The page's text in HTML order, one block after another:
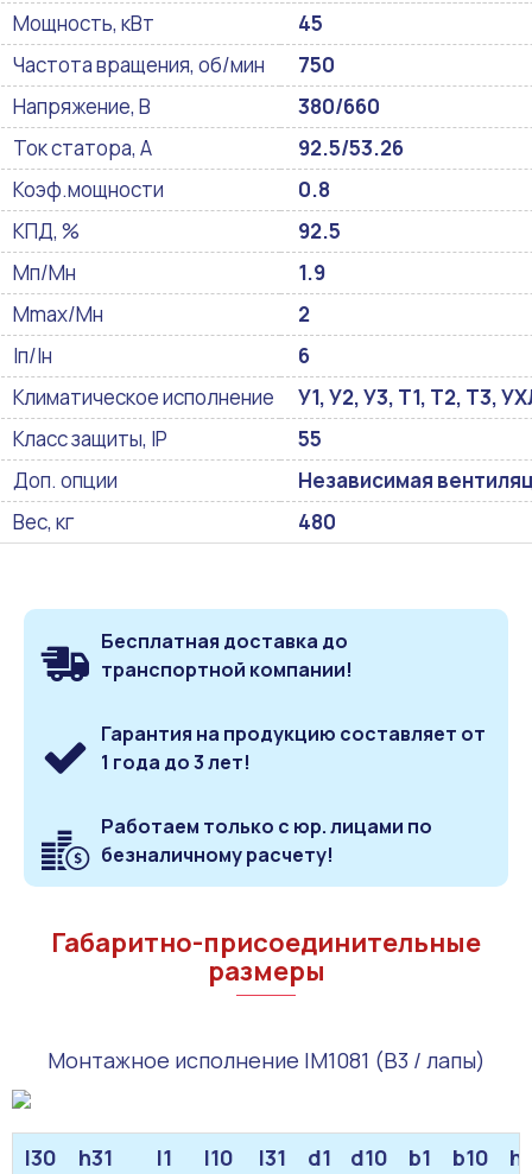
Мощность, кВт
45
Частота вращения, об/мин
750
Напряжение, В
380/660
Ток статора, А
92.5/53.26
Коэф.мощности
0.8
КПД, %
92.5
Мп/Мн
1.9
Mmax/Mн
2
Iп/Iн
6
Климатическое исполнение
У1, У2, У3, Т1, Т2, Т3,
Класс защиты, IP
55
Доп. опции
Независимая
Вес, кг
480
Бесплатная доставка до
транспортной компании!
Гарантия на продукцию составляет от
1 года до 3 лет!
Работаем только с юр. лицами по
безналичному расчету!
Габаритно-присоединительные
размеры
Монтажное исполнение IM1081 (B3 / лапы)
l30 h31 l1 l10 l31 d1 d10 b1 b10
h1